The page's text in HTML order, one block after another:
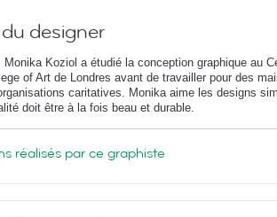
designer
Monika Koziol a étudié la conception graphique au
of Art de Londres avant de travailler pour des
caritatives. Monika aime les designs
doit être à la fois beau et durable.
réalisés par ce graphiste